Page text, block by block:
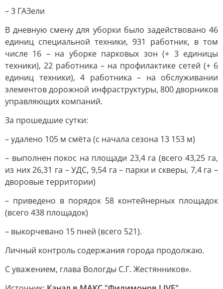
– 3 ГАЗели
В дневную смену для уборки было задействовано 46
единиц специальной техники, 931 работник, в том
числе 16 – на уборке парковых зон (+ 3 единицы
техники), 22 работника – на профилактике сетей (+ 6
единиц техники), 4 работника – на обслуживании
элементов дорожной инфраструктуры, 800 дворников
управляющих компаний.
За прошедшие сутки:
– удалено 105 м смёта (с начала сезона 13 153 м)
– выполнен покос на площади 23,4 га (всего 43,25 га,
из них 26,31 га – УДС, 9,54 га – парки и скверы, 7,4 га –
дворовые территории)
– приведено в порядок 58 контейнерных площадок
(всего 438 площадок)
– выкорчевано 15 пней (всего 521).
Личный контроль содержания города продолжаю.
С уважением, глава Вологды С.Г. Жестянников».